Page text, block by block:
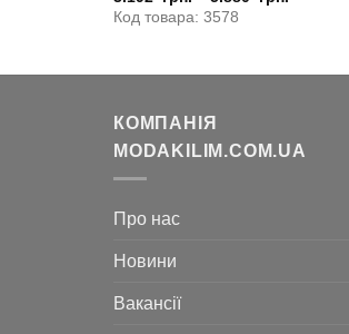
Код товара: 3578
КОМПАНІЯ
MODAKILIM.COM.UA
Про нас
Новини
Вакансії